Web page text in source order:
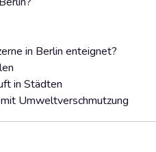
in Berlin enteignet?
in Städten
Umweltverschmutzung